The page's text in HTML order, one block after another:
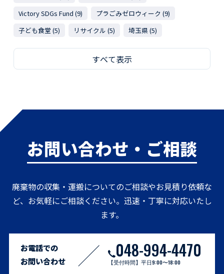
Victory SDGs Fund (9)
プラごみゼロウィーク (9)
子ども食堂 (5)
リサイクル (5) 埼玉県 (5)
すべて表示
お問い合わせ・ご相談
廃棄物の収集・運搬についてのご相談やお見積り依頼な
ど、お気軽にご相談ください。迅速・丁寧に対応いたし
ます。
お電話での
お問い合わせ
048-994-4470
【受付時間】平日9:00〜18:00